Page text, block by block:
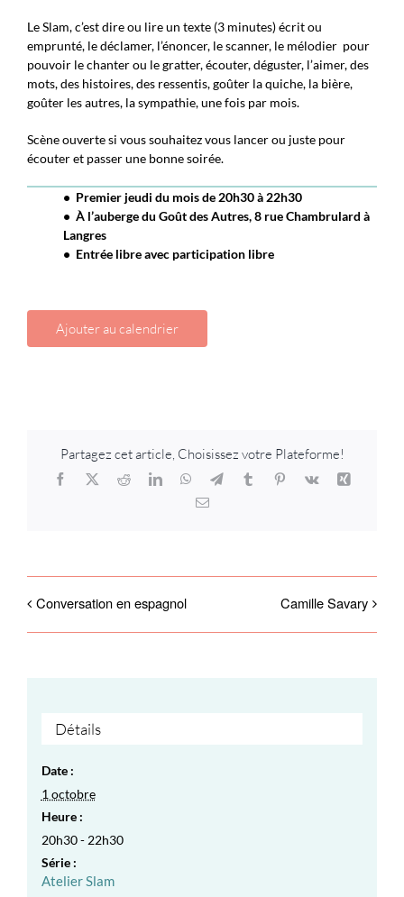
Le Slam, c’est dire ou lire un texte (3 minutes) écrit ou
emprunté, le déclamer, l’énoncer, le scanner, le mélodier pour
pouvoir le chanter ou le gratter, écouter, déguster, l’aimer, des
mots, des histoires, des ressentis, goûter la quiche, la bière,
goûter les autres, la sympathie, une fois par mois.
Scène ouverte si vous souhaitez vous lancer ou juste pour
écouter et passer une bonne soirée.
• Premier jeudi du mois de 20h30 à 22h30
• À l’auberge du Goût des Autres, 8 rue Chambrulard à
Langres
• Entrée libre avec participation libre
Ajouter au calendrier
Partagez cet article, Choisissez votre Plateforme!
Facebook
X RedditLinkedInWhatsApp
TelegramTumblr Pinterest
Vk
Xing
Email
Conversation en espagnol Camille Savary
Détails
Date :
1 octobre
Heure :
20h30 - 22h30
Série :
Atelier Slam